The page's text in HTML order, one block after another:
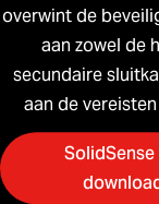
overwint de
aan zowel de
secundaire
aan de